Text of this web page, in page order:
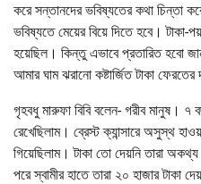
করে সন্তানদের ভবিষ্যতের কথা চিন্তা
ভবিষ্যতে মেয়ের বিয়ে দিতে হবে। টাকা-
হয়েছিল। কিন্তু এভাবে প্রতারিত হবো
আমার ঘাম ঝরানো কষ্টার্জিত টাকা ফেরতের
গৃহবধু মারুফা বিবি বলেন- গরীব মানুষ।
রেখেছিলাম। ব্রেস্ট ক্যান্সারে অসুস্থ
গিয়েছিলাম। টাকা তো দেয়নি তারা অকথ্য
পরে স্বামীর হাতে তারা ২০ হাজার টাকা